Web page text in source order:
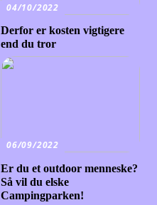
04/10/2022
Derfor er kosten vigtigere
end du tror
06/09/2022
Er du et outdoor menneske?
Så vil du elske
Campingparken!